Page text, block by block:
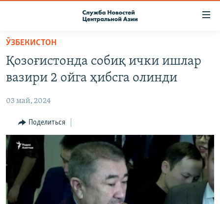
Вернуться
основному
содержанию
Вернутся
навигации
Вернутся
поиску
ПОДПИСКА
КОНТАКТЫ
RFE/RL ДИРЕКТ
НАСТОЯЩЕЕ ВРЕМЯ
МИГРАНТ МЕДИА
ӮЗБЕКИСТОН
Қозоғистонда собиқ ички ишлар
вазири 2 ойга ҳибсга олинди
03 май, 2024
Поделиться